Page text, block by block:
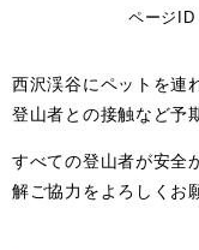
ページID
西沢渓谷にペットを連
登山者との接触など予
すべての登山者が安全
解ご協力をよろしくお